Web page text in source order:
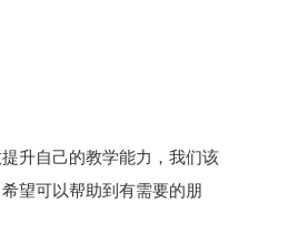
升自己的教学能力，我们该
望可以帮助到有需要的朋